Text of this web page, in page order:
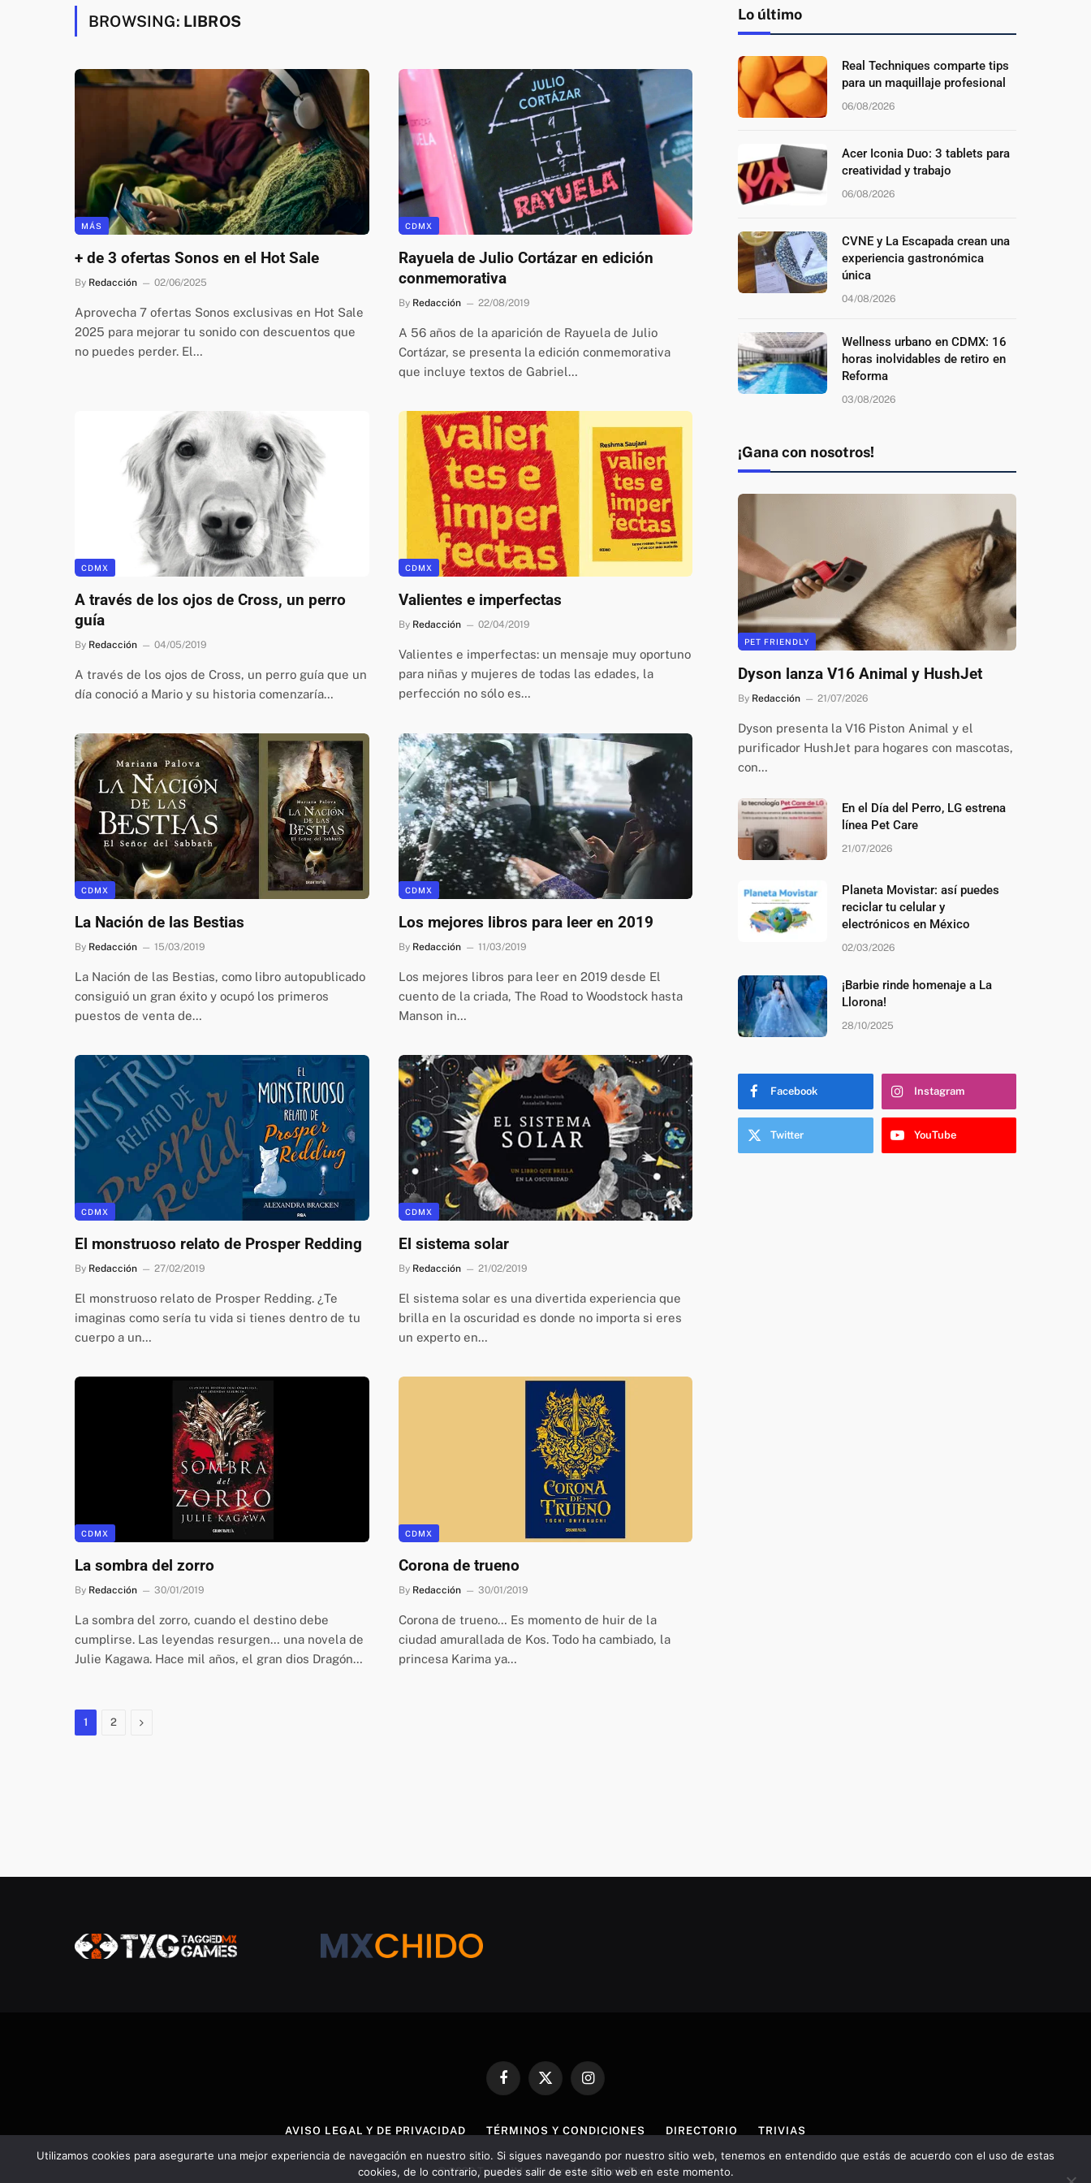
BROWSING: LIBROS
MÁS
+ de 3 ofertas Sonos en el Hot Sale
By Redacción 02/06/2025
Aprovecha 7 ofertas Sonos exclusivas en Hot Sale
2025 para mejorar tu sonido con descuentos que
no puedes perder. El…
CDMX
Rayuela de Julio Cortázar en edición
conmemorativa
By Redacción 22/08/2019
A 56 años de la aparición de Rayuela de Julio
Cortázar, se presenta la edición conmemorativa
que incluye textos de Gabriel…
CDMX
A través de los ojos de Cross, un perro
guía
By Redacción 04/05/2019
A través de los ojos de Cross, un perro guía que un
día conoció a Mario y su historia comenzaría…
CDMX
Valientes e imperfectas
By Redacción 02/04/2019
Valientes e imperfectas: un mensaje muy oportuno
para niñas y mujeres de todas las edades, la
perfección no sólo es…
CDMX
La Nación de las Bestias
By Redacción 15/03/2019
La Nación de las Bestias, como libro autopublicado
consiguió un gran éxito y ocupó los primeros
puestos de venta de…
CDMX
Los mejores libros para leer en 2019
By Redacción 11/03/2019
Los mejores libros para leer en 2019 desde El
cuento de la criada, The Road to Woodstock hasta
Manson in…
CDMX
El monstruoso relato de Prosper Redding
By Redacción 27/02/2019
El monstruoso relato de Prosper Redding. ¿Te
imaginas como sería tu vida si tienes dentro de tu
cuerpo a un…
CDMX
El sistema solar
By Redacción 21/02/2019
El sistema solar es una divertida experiencia que
brilla en la oscuridad es donde no importa si eres
un experto en…
CDMX
La sombra del zorro
By Redacción 30/01/2019
La sombra del zorro, cuando el destino debe
cumplirse. Las leyendas resurgen… una novela de
Julie Kagawa. Hace mil años, el gran dios Dragón…
CDMX
Corona de trueno
By Redacción 30/01/2019
Corona de trueno… Es momento de huir de la
ciudad amurallada de Kos. Todo ha cambiado, la
princesa Karima ya…
1 2 Next
Lo último
Real Techniques comparte tips
para un maquillaje profesional
06/08/2026
Acer Iconia Duo: 3 tablets para
creatividad y trabajo
06/08/2026
CVNE y La Escapada crean una
experiencia gastronómica
única
04/08/2026
Wellness urbano en CDMX: 16
horas inolvidables de retiro en
Reforma
03/08/2026
¡Gana con nosotros!
PET FRIENDLY
Dyson lanza V16 Animal y HushJet
By Redacción 21/07/2026
Dyson presenta la V16 Piston Animal y el
purificador HushJet para hogares con mascotas,
con…
En el Día del Perro, LG estrena
línea Pet Care
21/07/2026
Planeta Movistar: así puedes
reciclar tu celular y
electrónicos en México
02/03/2026
¡Barbie rinde homenaje a La
Llorona!
28/10/2025
Facebook Instagram
Twitter YouTube
FacebookX
Instagram
AVISO LEGAL Y DE PRIVACIDAD TÉRMINOS Y CONDICIONES DIRECTORIO TRIVIAS
© 2026 TaggedMx. Powered byOranje Pixel.
Utilizamos cookies para asegurarte una mejor experiencia de navegación en nuestro sitio. Si sigues navegando por nuestro sitio web, tenemos en entendido que estás de acuerdo con el uso de estas
cookies, de lo contrario, puedes salir de este sitio web en este momento.